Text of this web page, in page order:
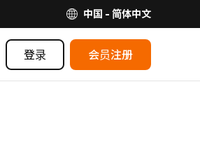
中国 - 简体中文
登录 会员注册